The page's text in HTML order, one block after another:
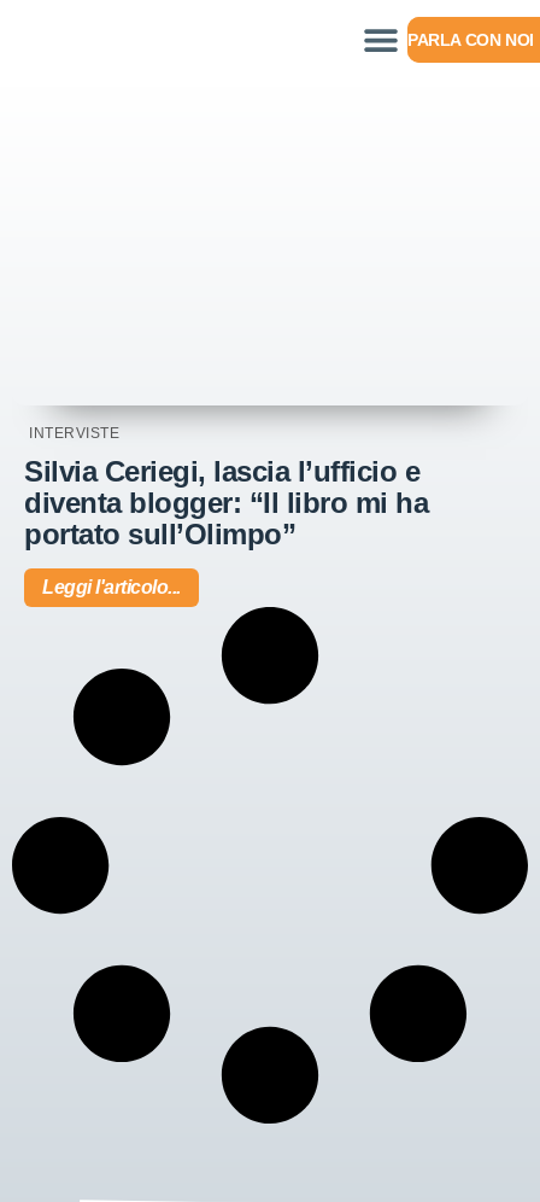
PARLA CON NOI
INTERVISTE
Silvia Ceriegi, lascia l’ufficio e
diventa blogger: “Il libro mi ha
portato sull’Olimpo”
Leggi l'articolo...